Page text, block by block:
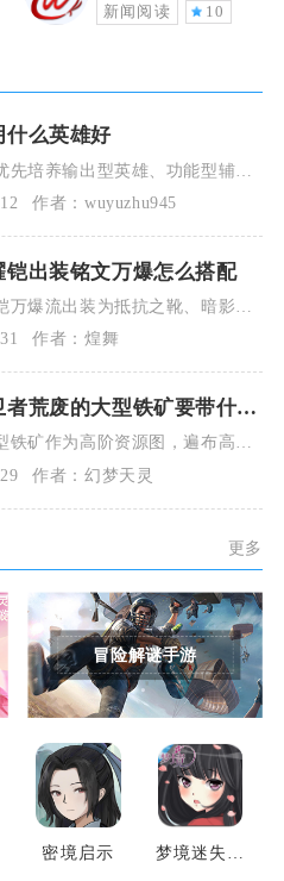
新闻阅读 10
什么英雄好
先培养输出型英雄、功能型辅助
坦度英雄，搭配合理的阵容体系
进游
作者：wuyuzhu945
铠出装铭文万爆怎么搭配
万爆流出装为抵抗之靴、暗影战
刃、宗师之力、破军、名刀·司
择1
作者：煌舞
者荒废的大型铁矿要带什么
铁矿作为高阶资源图，遍布高硬
大量白桦木、铁杉树，普通石斧
耐久
作者：幻梦天灵
更多
冒险解谜手游
密境启示
梦境迷失之